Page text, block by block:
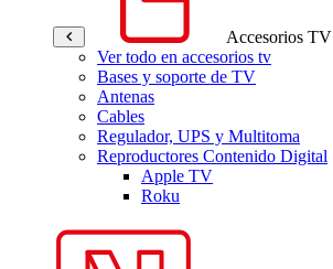
Accesorios TV
Ver todo en accesorios tv
Bases y soporte de TV
Antenas
Cables
Regulador, UPS y Multitoma
Reproductores Contenido Digital
Apple TV
Roku